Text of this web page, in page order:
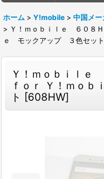
ホーム > Y!mobile > 中国メー
> Ｙ！ｍｏｂｉｌｅ ６０８
ｅ モックアップ ３色セット
Ｙ！ｍｏｂｉｌｅ
ｆｏｒ Ｙ！ｍｏ
ト [608HW]